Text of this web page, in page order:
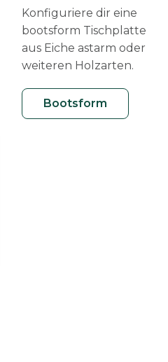
Konfiguriere dir eine
bootsform Tischplatte
aus Eiche astarm oder
weiteren Holzarten.
Bootsform